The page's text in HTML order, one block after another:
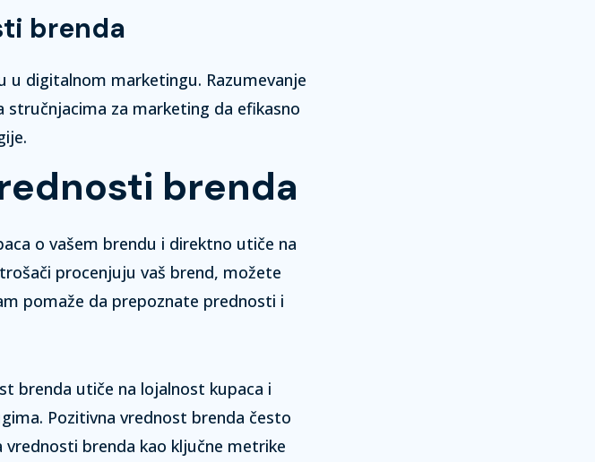
brenda
u digitalnom marketingu. Razumevanje
za marketing da efikasno
brenda
o vašem brendu i direktno utiče na
procenjuju vaš brend, možete
pomaže da prepoznate prednosti i
brenda utiče na lojalnost kupaca i
Pozitivna vrednost brenda često
brenda kao ključne metrike